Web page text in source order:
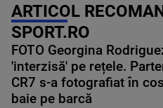
ARTICOL
SPORT.RO
FOTO Georgina
'interzisă' pe rețele.
CR7 s-a fotografiat în
baie pe barcă